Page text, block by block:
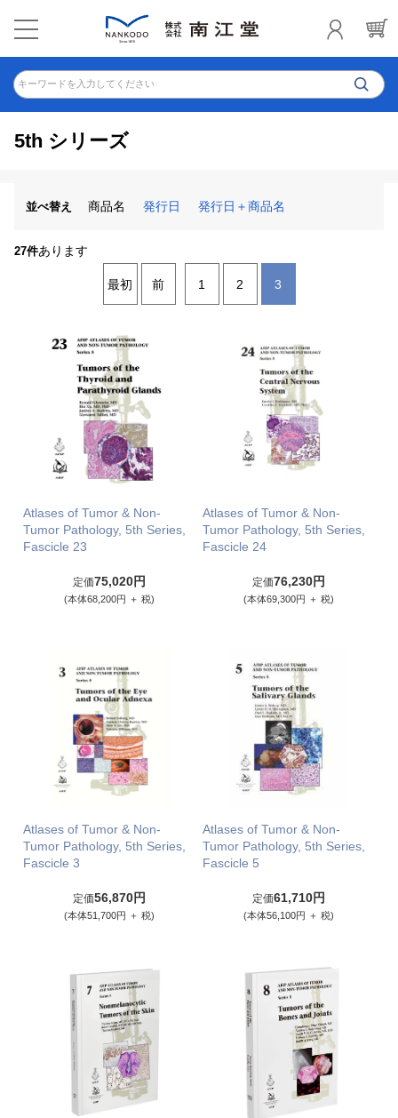
キーワードを入力してください
5th シリーズ
並べ替え 商品名 発行日 発行日＋商品名
27件あります
最初 前 1 2 3
Atlases of Tumor & Non-
Tumor Pathology, 5th Series,
Fascicle 23
定価75,020円
(本体68,200円 ＋ 税)
Atlases of Tumor & Non-
Tumor Pathology, 5th Series,
Fascicle 24
定価76,230円
(本体69,300円 ＋ 税)
Atlases of Tumor & Non-
Tumor Pathology, 5th Series,
Fascicle 3
定価56,870円
(本体51,700円 ＋ 税)
Atlases of Tumor & Non-
Tumor Pathology, 5th Series,
Fascicle 5
定価61,710円
(本体56,100円 ＋ 税)